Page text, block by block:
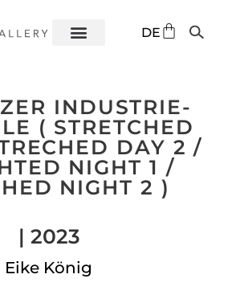
DE
ES
INDUSTRIE-
( STRETCHED
DAY 2 /
NIGHT 1 /
NIGHT 2 )
| 2023
Eike König